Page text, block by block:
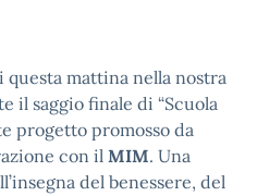
questa mattina nella nostra
il saggio finale di “Scuola
progetto promosso da
con il MIM. Una
del benessere, del